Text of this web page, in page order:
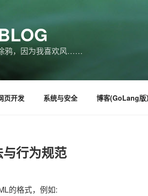
鸦，因为我喜欢风……
页开发 系统与安全 博客(GoLang版）
行为规范
的格式，例如: